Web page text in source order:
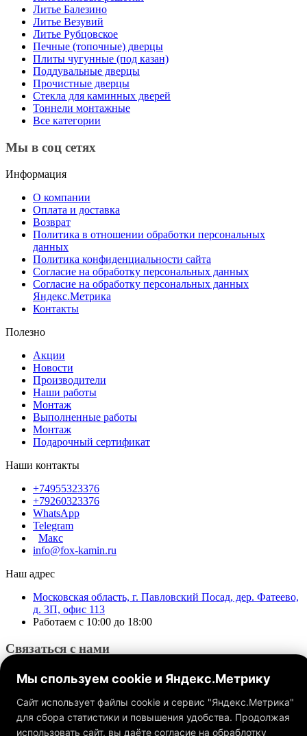
Литье Балезино
Литье Везувий
Литье Рубцовское
Печные (топочные) дверцы
Плиты чугунные (под казан)
Поддувальные дверцы
Прочистные дверцы
Стекла для каминных дверей
Тоннели монтажные
Все категории
Мы в соц сетях
Информация
О компании
Оплата и доставка
Возврат
Политика в отношении обработки персональных
данных
Политика конфиденциальности сайта
Согласие на обработку персональных данных
Согласие на обработку персональных данных
Яндекс.Метрика
Контакты
Полезно
Акции
Новости
Производители
Наши работы
Монтаж
Выполненные работы
Монтаж
Подарочный сертификат
Наши контакты
+74955323376
+79260323376
WhatsApp
Telegram
Макс
info@fox-kamin.ru
Наш адрес
Московская область, г. Павловский Посад, дер. Фатеево,
д. 3П, офис 113
Работаем с 10:00 до 18:00
Связаться с нами
Мы спользуем cookie и Яндекс.Метрику
Сайт использует файлы cookie и сервис "Яндекс.Метрика"
для сбора статистики и повышения удобства. Продолжая
использовать сайт, вы даёте согласие на обраблотку